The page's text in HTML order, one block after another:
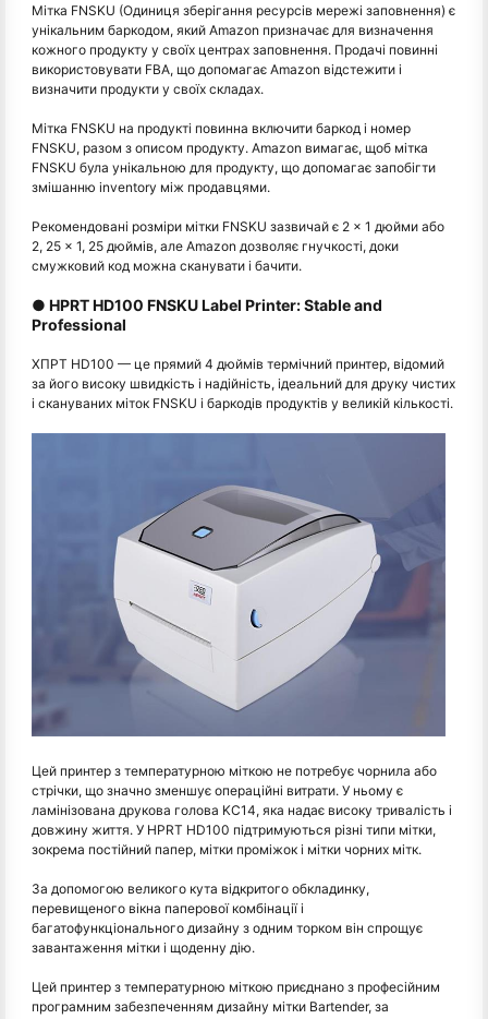
Мітка FNSKU (Одиниця зберігання ресурсів мережі заповнення) є
унікальним баркодом, який Amazon призначає для визначення
кожного продукту у своїх центрах заповнення. Продачі повинні
використовувати FBA, що допомагає Amazon відстежити і
визначити продукти у своїх складах.
Мітка FNSKU на продукті повинна включити баркод і номер
FNSKU, разом з описом продукту. Amazon вимагає, щоб мітка
FNSKU була унікальною для продукту, що допомагає запобігти
змішанню inventory між продавцями.
Рекомендовані розміри мітки FNSKU зазвичай є 2 × 1 дюйми або
2, 25 × 1, 25 дюймів, але Amazon дозволяє гнучкості, доки
смужковий код можна сканувати і бачити.
● HPRT HD100 FNSKU Label Printer: Stable and
Professional
ХПРТ HD100 — це прямий 4 дюймів термічний принтер, відомий
за його високу швидкість і надійність, ідеальний для друку чистих
і скануваних міток FNSKU і баркодів продуктів у великій кількості.
Цей принтер з температурною міткою не потребує чорнила або
стрічки, що значно зменшує операційні витрати. У ньому є
ламінізована друкова голова KC14, яка надає високу тривалість і
довжину життя. У HPRT HD100 підтримуються різні типи мітки,
зокрема постійний папер, мітки проміжок і мітки чорних мітк.
За допомогою великого кута відкритого обкладинку,
перевищеного вікна паперової комбінації і
багатофункціонального дизайну з одним торком він спрощує
завантаження мітки і щоденну дію.
Цей принтер з температурною міткою приєднано з професійним
програмним забезпеченням дизайну мітки Bartender, за